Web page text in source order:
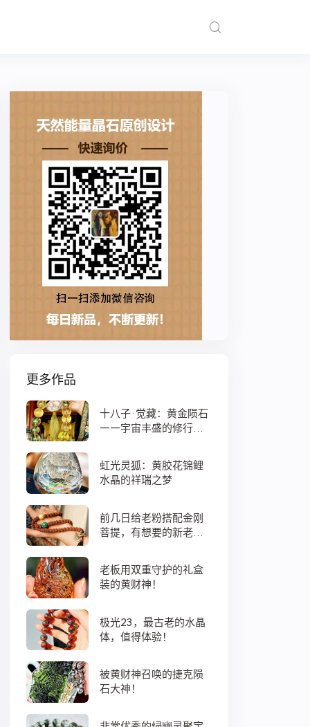
更多作品
十八子·觉藏：黄金陨石
——宇宙丰盛的修行之
虹光灵狐：黄胶花锦鲤
水晶的祥瑞之梦
前几日给老粉搭配金刚
菩提，有想要的新老
老板用双重守护的礼盒
装的黄财神！
极光23，最古老的水晶
体，值得体验！
被黄财神召唤的捷克陨
石大神！